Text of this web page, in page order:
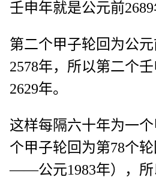
壬申年就是公元前2689
第二个甲子轮回为公
2578年，所以第二个
2629年。
这样每隔六十年为一
个甲子轮回为第78个
——公元1983年），所